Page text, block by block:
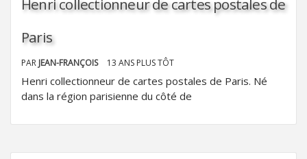
Henri collectionneur de cartes postales de
Paris
PAR JEAN-FRANÇOIS 13 ANS PLUS TÔT
Henri collectionneur de cartes postales de Paris. Né
dans la région parisienne du côté de